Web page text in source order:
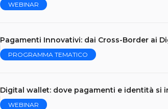
WEBINAR
Pagamenti Innovativi: dai Cross-Border ai
PROGRAMMA TEMATICO
Digital wallet: dove pagamenti e identità si
WEBINAR